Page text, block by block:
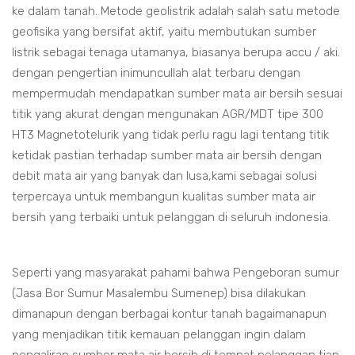
ke dalam tanah. Metode geolistrik adalah salah satu metode
geofisika yang bersifat aktif, yaitu membutukan sumber
listrik sebagai tenaga utamanya, biasanya berupa accu / aki.
dengan pengertian inimuncullah alat terbaru dengan
mempermudah mendapatkan sumber mata air bersih sesuai
titik yang akurat dengan mengunakan AGR/MDT tipe 300
HT3 Magnetotelurik yang tidak perlu ragu lagi tentang titik
ketidak pastian terhadap sumber mata air bersih dengan
debit mata air yang banyak dan lusa,kami sebagai solusi
terpercaya untuk membangun kualitas sumber mata air
bersih yang terbaiki untuk pelanggan di seluruh indonesia.
Seperti yang masyarakat pahami bahwa Pengeboran sumur
(Jasa Bor Sumur Masalembu Sumenep) bisa dilakukan
dimanapun dengan berbagai kontur tanah bagaimanapun
yang menjadikan titik kemauan pelanggan ingin dalam